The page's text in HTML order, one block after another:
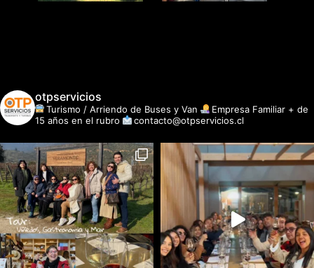
otpservicios
Turismo / Arriendo de Buses y Van
Empresa Familiar + de
15 años en el rubro
contacto@otpservicios.cl